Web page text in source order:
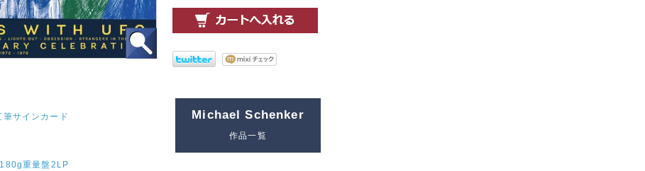
サインカード
重量盤2LP
Michael Schenker
作品一覧